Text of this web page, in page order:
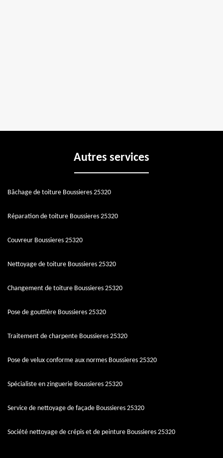
Autres services
Bâchage de toiture Boussieres 25320
Réparation de toiture Boussieres 25320
Couvreur Boussieres 25320
Nettoyage de toiture Boussieres 25320
Changement de toiture Boussieres 25320
Pose de gouttière Boussieres 25320
Traitement de charpente Boussieres 25320
Pose de velux conforme aux normes Boussieres 25320
Spécialiste en zinguerie Boussieres 25320
Service de nettoyage de façade Boussieres 25320
Société nettoyage de crépis et de peinture Boussieres 25320